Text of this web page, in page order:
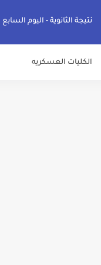
نتيجة الثانوية - اليوم السابع
الكليات العسكريه